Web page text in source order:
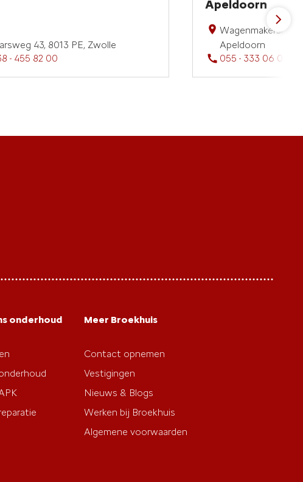
43, 8013 PE, Zwolle
- 455 82 00
Apeldoorn
Apeldoorn
055 - 333 06 00
onderhoud Meer Broekhuis
Contact opnemen
Vestigingen
Nieuws & Blogs
Werken bij Broekhuis
Algemene voorwaarden